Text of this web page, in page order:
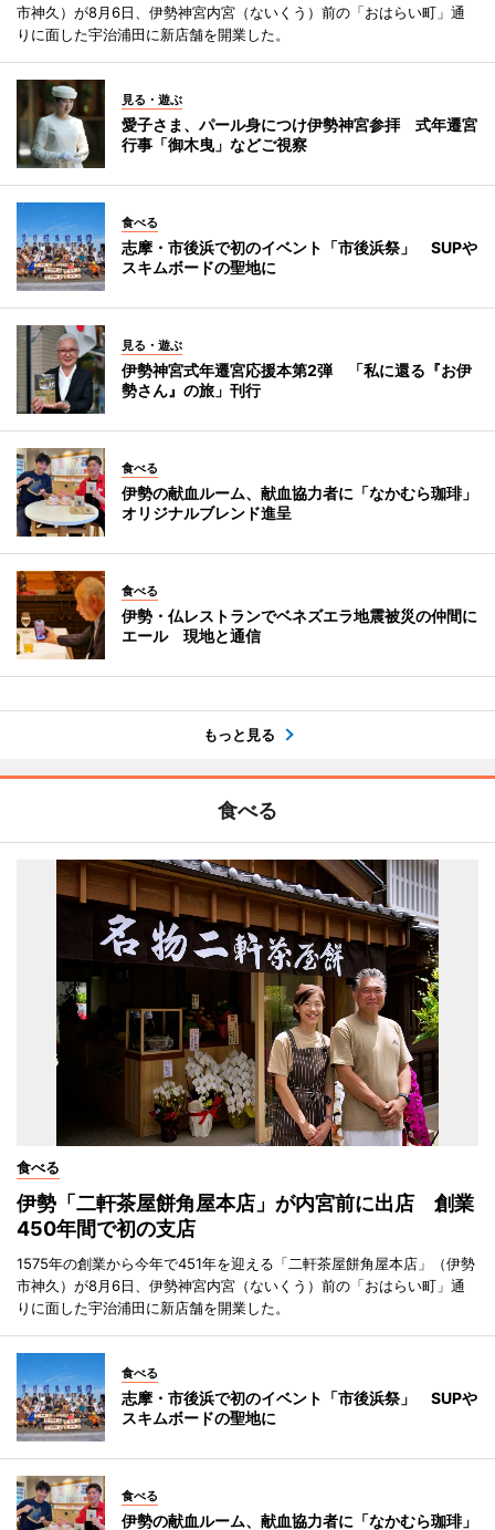
市神久）が8月6日、伊勢神宮内宮（ないくう）前の「おはらい町」通
りに面した宇治浦田に新店舗を開業した。
見る・遊ぶ
愛子さま、パール身につけ伊勢神宮参拝 式年遷宮
行事「御木曳」などご視察
食べる
志摩・市後浜で初のイベント「市後浜祭」 SUPや
スキムボードの聖地に
見る・遊ぶ
伊勢神宮式年遷宮応援本第2弾 「私に還る『お伊
勢さん』の旅」刊行
食べる
伊勢の献血ルーム、献血協力者に「なかむら珈琲」
オリジナルブレンド進呈
食べる
伊勢・仏レストランでベネズエラ地震被災の仲間に
エール 現地と通信
もっと見る
食べる
食べる
伊勢「二軒茶屋餅角屋本店」が内宮前に出店 創業
450年間で初の支店
1575年の創業から今年で451年を迎える「二軒茶屋餅角屋本店」（伊勢
市神久）が8月6日、伊勢神宮内宮（ないくう）前の「おはらい町」通
りに面した宇治浦田に新店舗を開業した。
食べる
志摩・市後浜で初のイベント「市後浜祭」 SUPや
スキムボードの聖地に
食べる
伊勢の献血ルーム、献血協力者に「なかむら珈琲」